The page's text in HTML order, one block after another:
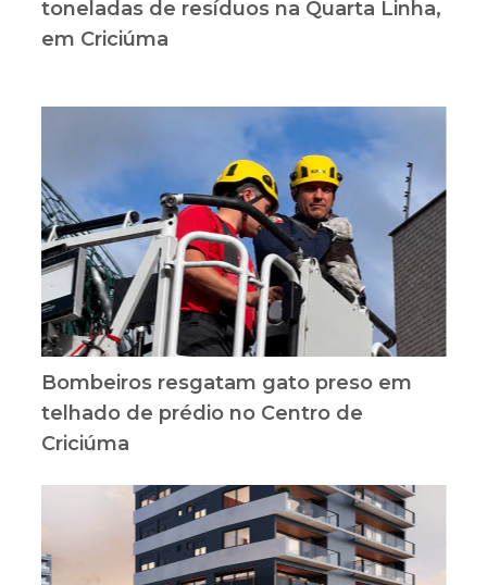
toneladas de resíduos na Quarta Linha,
em Criciúma
Bombeiros resgatam gato preso em
telhado de prédio no Centro de
Criciúma